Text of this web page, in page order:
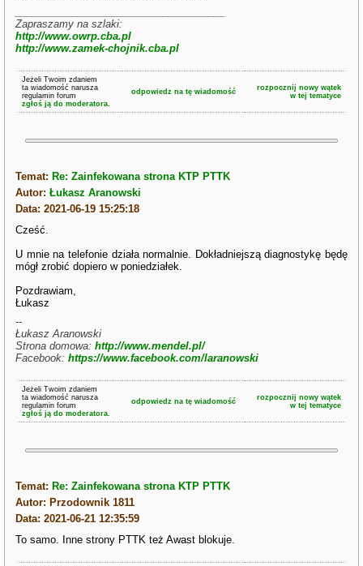
Zapraszamy na szlaki:
http://www.owrp.cba.pl
http://www.zamek-chojnik.cba.pl
Jeżeli Twoim zdaniem
ta wiadomość narusza
regulamin forum
zgłoś ją do moderatora.
odpowiedz na tę wiadomość
rozpocznij nowy wątek
w tej tematyce
Temat: Re: Zainfekowana strona KTP PTTK
Autor:Łukasz Aranowski
Data: 2021-06-19 15:25:18
Cześć.
U mnie na telefonie działa normalnie. Dokładniejszą diagnostykę będę
mógł zrobić dopiero w poniedziałek.
Pozdrawiam,
Łukasz
--
Łukasz Aranowski
Strona domowa:http://www.mendel.pl/
Facebook:https://www.facebook.com/laranowski
Jeżeli Twoim zdaniem
ta wiadomość narusza
regulamin forum
zgłoś ją do moderatora.
odpowiedz na tę wiadomość
rozpocznij nowy wątek
w tej tematyce
Temat: Re: Zainfekowana strona KTP PTTK
Autor: Przodownik 1811
Data: 2021-06-21 12:35:59
To samo. Inne strony PTTK też Awast blokuje.